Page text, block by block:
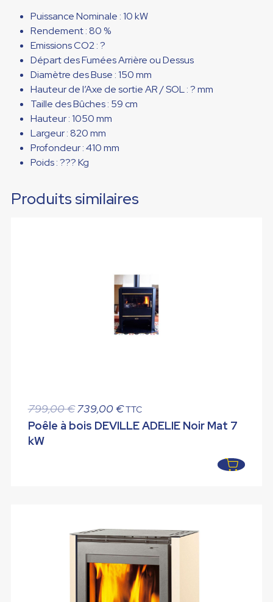
Puissance Nominale : 10 kW
Rendement : 80 %
Emissions CO2 : ?
Départ des Fumées Arrière ou Dessus
Diamètre des Buse : 150 mm
Hauteur de l’Axe de sortie AR / SOL : ? mm
Taille des Bûches : 59 cm
Hauteur : 1050 mm
Largeur : 820 mm
Profondeur : 410 mm
Poids : ??? Kg
Produits similaires
799,00€ Le
prix
739,00€Le
prix
TTC
Poêle à bois DEVILLE ADELIE Noir Mat 7
kW